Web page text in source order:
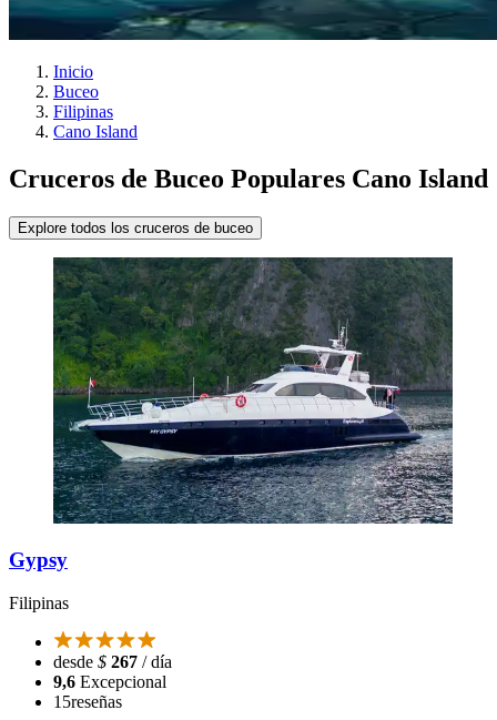
Inicio
Buceo
Filipinas
Cano Island
Cruceros de Buceo Populares Cano Island
Explore todos los cruceros de buceo
Gypsy
Filipinas
desde $ 267 / día
9,6 Excepcional
15reseñas